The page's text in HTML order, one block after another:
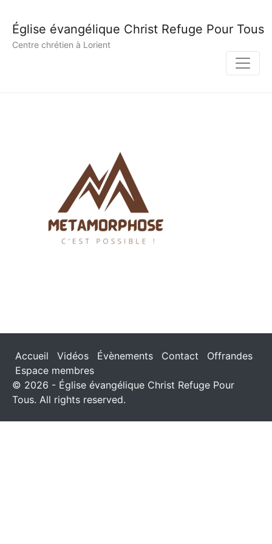
Église évangélique Christ Refuge Pour Tous
Centre chrétien à Lorient
Accueil Vidéos Évènements Contact
Offrandes
Espace membres
© 2026 - Église évangélique Christ Refuge Pour
Tous. All rights reserved.